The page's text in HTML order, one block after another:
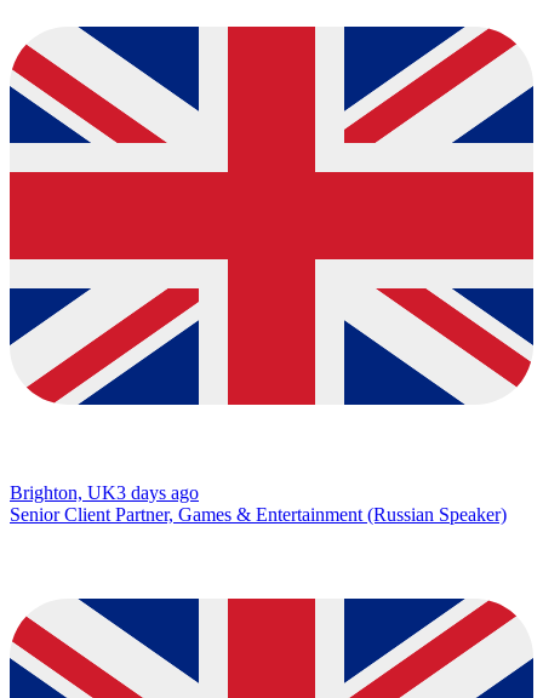
Brighton, UK3 days ago
Senior Client Partner, Games & Entertainment (Russian Speaker)